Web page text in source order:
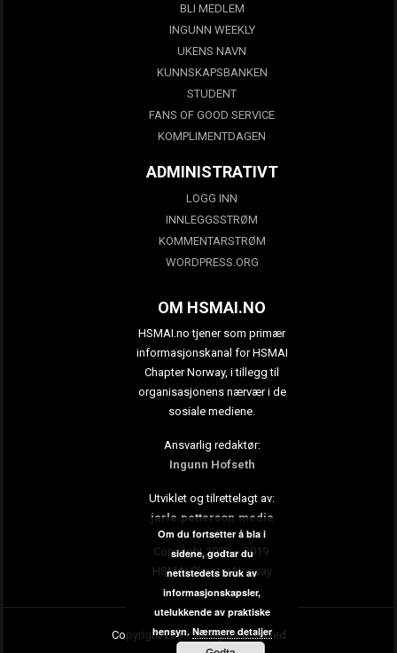
BLI MEDLEM
INGUNN WEEKLY
UKENS NAVN
KUNNSKAPSBANKEN
STUDENT
FANS OF GOOD SERVICE
KOMPLIMENTDAGEN
ADMINISTRATIVT
LOGG INN
INNLEGGSSTRØM
KOMMENTARSTRØM
WORDPRESS.ORG
OM HSMAI.NO
HSMAI.no tjener som primær
informasjonskanal for HSMAI
Chapter Norway, i tillegg til
organisasjonens nærvær i de
sosiale mediene.
Ansvarlig redaktør:
Ingunn Hofseth
Utviklet og tilrettelagt av:
jarle.petterson.media
Copyright 2009 – 2019:
HSMAI Chapter Norway
Copyright 2019. All rights reserved
Om du fortsetter å bla i
sidene, godtar du
nettstedets bruk av
informasjonskapsler,
utelukkende av praktiske
hensyn. Nærmere detaljer